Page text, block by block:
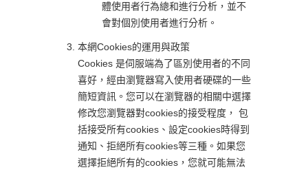
體使用者行為總和進行分析，並不
會對個別使用者進行分析。
本網Cookies的運用與政策
Cookies 是伺服端為了區別使用者的不同
喜好，經由瀏覽器寫入使用者硬碟的一些
簡短資訊。您可以在瀏覽器的相關中選擇
修改您瀏覽器對cookies的接受程度， 包
括接受所有cookies、設定cookies時得到
通知、拒絕所有cookies等三種。如果您
選擇拒絕所有的cookies，您就可能無法